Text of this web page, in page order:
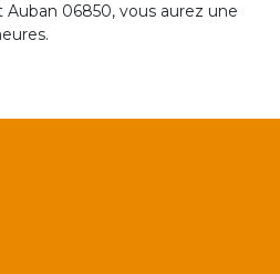
06850, vous aurez une